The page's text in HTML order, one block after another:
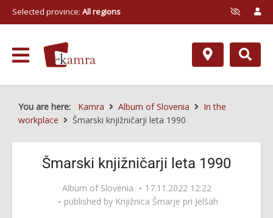
Selected province: All regions
You are here: Kamra Album of Slovenia
In the
workplace
Šmarski knjižničarji leta 1990
Šmarski knjižničarji leta 1990
Album of Slovenia
17.11.2022 12:22
published by Knjižnica Šmarje pri Jelšah